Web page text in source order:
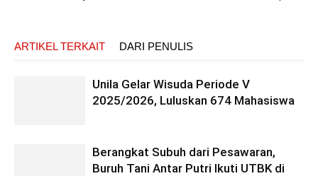
ARTIKEL TERKAIT DARI PENULIS
Unila Gelar Wisuda Periode V
2025/2026, Luluskan 674 Mahasiswa
Berangkat Subuh dari Pesawaran,
Buruh Tani Antar Putri Ikuti UTBK di